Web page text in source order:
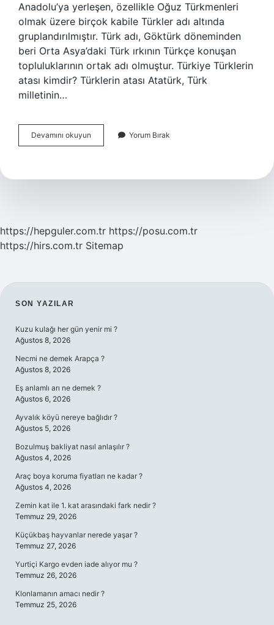
Anadolu’ya yerleşen, özellikle Oğuz Türkmenleri
olmak üzere birçok kabile Türkler adı altında
gruplandırılmıştır. Türk adı, Göktürk döneminden
beri Orta Asya’daki Türk ırkının Türkçe konuşan
topluluklarının ortak adı olmuştur. Türkiye Türklerin
atası kimdir? Türklerin atası Atatürk, Türk
milletinin…
Devamını okuyun Türklerin
Anavatanı
Yorum Bırak
https://hepguler.com.tr https://posu.com.tr
https://hirs.com.tr Sitemap
SIDEBAR
SON YAZILAR
Kuzu kulağı her gün yenir mi ?
Ağustos 8, 2026
Necmi ne demek Arapça ?
Ağustos 8, 2026
Eş anlamlı arı ne demek ?
Ağustos 6, 2026
Ayvalık köyü nereye bağlıdır ?
Ağustos 5, 2026
Bozulmuş bakliyat nasıl anlaşılır ?
Ağustos 4, 2026
Araç boya koruma fiyatları ne kadar ?
Ağustos 4, 2026
Zemin kat ile 1. kat arasındaki fark nedir ?
Temmuz 29, 2026
Küçükbaş hayvanlar nerede yaşar ?
Temmuz 27, 2026
Yurtiçi Kargo evden iade alıyor mu ?
Temmuz 26, 2026
Klonlamanın amacı nedir ?
Temmuz 25, 2026